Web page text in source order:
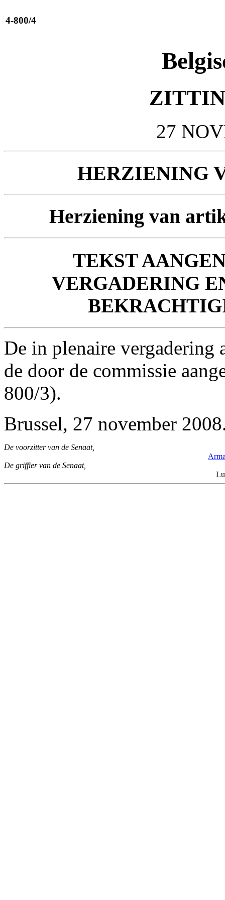
4-800/4
27
HERZIENING
Herziening van
TEKST
VERGADERING
De in plenaire vergadering
de door de commissie
800/3).
Brussel, 27 november
De voorzitter van de Senaat,
De griffier van de Senaat,